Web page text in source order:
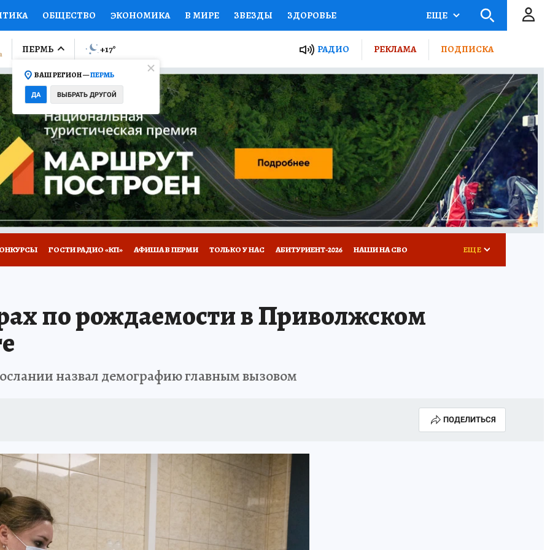
ОБЩЕСТВО ЭКОНОМИКА В МИРЕ ЗВЕЗДЫ ЗДОРОВЬЕ
ПРОИСШЕСТВИЯ НАЦИОНАЛЬНЫЕ ПРОЕКТЫ РОССИИ
ОТКРЫВАЕМ МИР Я ЗНАЮ СЕМЬЯ ЖЕНСКИЕ СЕКРЕТЫ ПУТЕВОДИТЕЛЬ
ПРОМОКОДЫ СЕРИАЛЫ СПЕЦПРОЕКТЫ ДЕФИЦИТ ЖЕЛЕЗА ТУРИЗМ
КОЛЛЕКЦИИ КОНКУРСЫ РАБОТА У НАС ГИД ПОТРЕБИТЕЛЯ ВСЕ О КП
САЙТЕ
ЕЩЕ
ПЕРМЬ
ВАШ РЕГИОН —ПЕРМЬ
ДА ВЫБРАТЬ ДРУГОЙ
+17° РАДИО РЕКЛАМА ПОДПИСКА
ГОСТИ РАДИО «КП» АФИША В ПЕРМИ ТОЛЬКО У НАС АБИТУРИЕНТ-2026 НАШИ НА СВО
В РОССИИ ЗАПОВЕДНАЯ РОССИЯ ГЕРОИ В БЕЛЫХ ХАЛАТАХ ВЫБОРЫ ГУБЕРНАТОРА
ЛЮДИ
ЕЩЕ
по рождаемости в Приволжском
назвал демографию главным вызовом
ПОДЕЛИТЬСЯ